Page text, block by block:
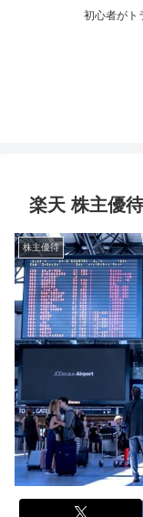
初心者がト
楽天 株主優
株主優待